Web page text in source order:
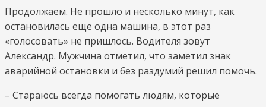
Продолжаем. Не прошло и несколько минут, как
остановилась ещё одна машина, в этот раз
«голосовать» не пришлось. Водителя зовут
Александр. Мужчина отметил, что заметил знак
аварийной остановки и без раздумий решил помочь.
– Стараюсь всегда помогать людям, которые